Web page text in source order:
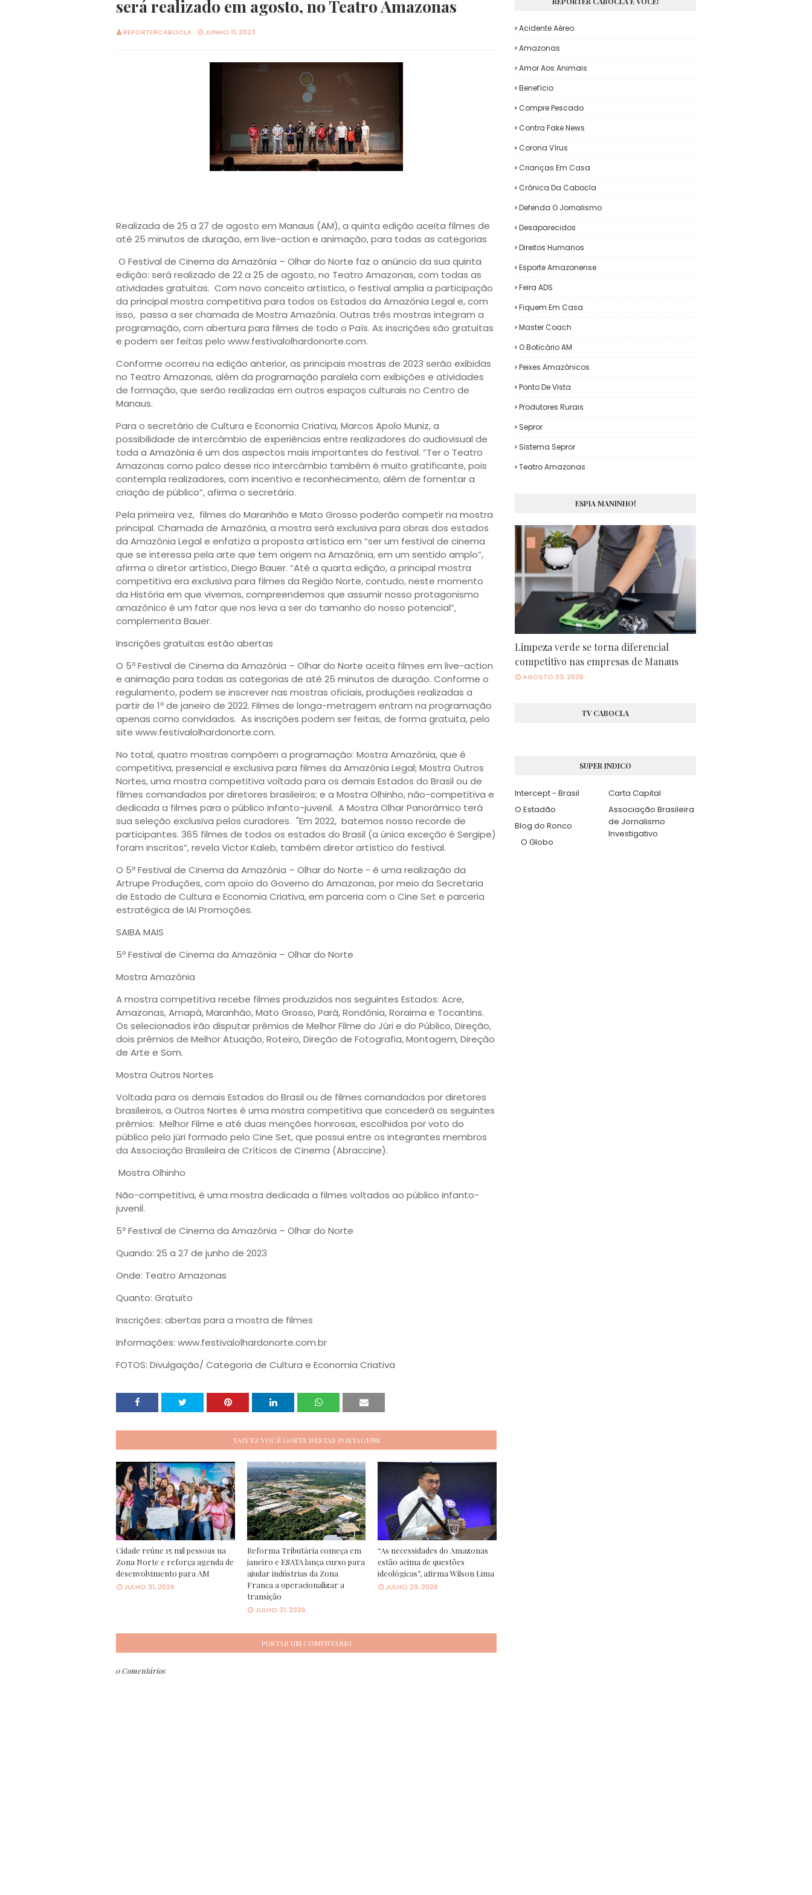
será realizado em agosto, no Teatro Amazonas
REPORTERCABOCLA JUNHO 11, 2023
Realizada de 25 a 27 de agosto em Manaus (AM), a quinta edição aceita filmes de
até 25 minutos de duração, em live-action e animação, para todas as categorias
O Festival de Cinema da Amazônia – Olhar do Norte faz o anúncio da sua quinta
edição: será realizado de 22 a 25 de agosto, no Teatro Amazonas, com todas as
atividades gratuitas. Com novo conceito artístico, o festival amplia a participação
da principal mostra competitiva para todos os Estados da Amazônia Legal e, com
isso, passa a ser chamada de Mostra Amazônia. Outras três mostras integram a
programação, com abertura para filmes de todo o País. As inscrições são gratuitas
e podem ser feitas pelo www.festivalolhardonorte.com.
Conforme ocorreu na edição anterior, as principais mostras de 2023 serão exibidas
no Teatro Amazonas, além da programação paralela com exibições e atividades
de formação, que serão realizadas em outros espaços culturais no Centro de
Manaus.
Para o secretário de Cultura e Economia Criativa, Marcos Apolo Muniz, a
possibilidade de intercâmbio de experiências entre realizadores do audiovisual de
toda a Amazônia é um dos aspectos mais importantes do festival. “Ter o Teatro
Amazonas como palco desse rico intercâmbio também é muito gratificante, pois
contempla realizadores, com incentivo e reconhecimento, além de fomentar a
criação de público”, afirma o secretário.
Pela primeira vez, filmes do Maranhão e Mato Grosso poderão competir na mostra
principal. Chamada de Amazônia, a mostra será exclusiva para obras dos estados
da Amazônia Legal e enfatiza a proposta artística em “ser um festival de cinema
que se interessa pela arte que tem origem na Amazônia, em um sentido amplo”,
afirma o diretor artístico, Diego Bauer. “Até a quarta edição, a principal mostra
competitiva era exclusiva para filmes da Região Norte, contudo, neste momento
da História em que vivemos, compreendemos que assumir nosso protagonismo
amazônico é um fator que nos leva a ser do tamanho do nosso potencial”,
complementa Bauer.
Inscrições gratuitas estão abertas
O 5º Festival de Cinema da Amazônia – Olhar do Norte aceita filmes em live-action
e animação para todas as categorias de até 25 minutos de duração. Conforme o
regulamento, podem se inscrever nas mostras oficiais, produções realizadas a
partir de 1º de janeiro de 2022. Filmes de longa-metragem entram na programação
apenas como convidados. As inscrições podem ser feitas, de forma gratuita, pelo
site www.festivalolhardonorte.com.
No total, quatro mostras compõem a programação: Mostra Amazônia, que é
competitiva, presencial e exclusiva para filmes da Amazônia Legal; Mostra Outros
Nortes, uma mostra competitiva voltada para os demais Estados do Brasil ou de
filmes comandados por diretores brasileiros; e a Mostra Olhinho, não-competitiva e
dedicada a filmes para o público infanto-juvenil. A Mostra Olhar Panorâmico terá
sua seleção exclusiva pelos curadores. "Em 2022, batemos nosso recorde de
participantes. 365 filmes de todos os estados do Brasil (a única exceção é Sergipe)
foram inscritos”, revela Victor Kaleb, também diretor artístico do festival.
O 5º Festival de Cinema da Amazônia – Olhar do Norte - é uma realização da
Artrupe Produções, com apoio do Governo do Amazonas, por meio da Secretaria
de Estado de Cultura e Economia Criativa, em parceria com o Cine Set e parceria
estratégica de IAI Promoções.
SAIBA MAIS
5º Festival de Cinema da Amazônia – Olhar do Norte
Mostra Amazônia
A mostra competitiva recebe filmes produzidos nos seguintes Estados: Acre,
Amazonas, Amapá, Maranhão, Mato Grosso, Pará, Rondônia, Roraima e Tocantins.
Os selecionados irão disputar prêmios de Melhor Filme do Júri e do Público, Direção,
dois prêmios de Melhor Atuação, Roteiro, Direção de Fotografia, Montagem, Direção
de Arte e Som.
Mostra Outros Nortes
Voltada para os demais Estados do Brasil ou de filmes comandados por diretores
brasileiros, a Outros Nortes é uma mostra competitiva que concederá os seguintes
prêmios: Melhor Filme e até duas menções honrosas, escolhidos por voto do
público pelo júri formado pelo Cine Set, que possui entre os integrantes membros
da Associação Brasileira de Críticos de Cinema (Abraccine).
Mostra Olhinho
Não-competitiva, é uma mostra dedicada a filmes voltados ao público infanto-
juvenil.
5º Festival de Cinema da Amazônia – Olhar do Norte
Quando: 25 a 27 de junho de 2023
Onde: Teatro Amazonas
Quanto: Gratuito
Inscrições: abertas para a mostra de filmes
Informações: www.festivalolhardonorte.com.br
FOTOS: Divulgação/ Categoria de Cultura e Economia Criativa
TALVEZ VOCÊ GOSTE DESTAS POSTAGENS
Cidade reúne 15 mil pessoas na
Zona Norte e reforça agenda de
desenvolvimento para AM
JULHO 31, 2026
Reforma Tributária começa em
janeiro e ESATA lança curso para
ajudar indústrias da Zona
Franca a operacionalizar a
transição
JULHO 31, 2026
“As necessidades do Amazonas
estão acima de questões
ideológicas”, afirma Wilson Lima
JULHO 29, 2026
POSTAR UM COMENTÁRIO
0 Comentários
Acidente Aéreo
Amazonas
Amor Aos Animais
Benefício
Compre Pescado
Contra Fake News
Corona Vírus
Crianças Em Casa
Crônica Da Cabocla
Defenda O Jornalismo
Desaparecidos
Direitos Humanos
Esporte Amazonense
Feira ADS
Fiquem Em Casa
Master Coach
O Boticário AM
Peixes Amazônicos
Ponto De Vista
Produtores Rurais
Sepror
Sistema Sepror
Teatro Amazonas
ESPIA MANINHO!
Limpeza verde se torna diferencial
competitivo nas empresas de Manaus
AGOSTO 03, 2026
TV CABOCLA
SUPER INDICO
Intercept - Brasil
Carta Capital
O Estadão
Associação Brasileira
de Jornalismo
Investigativo
Blog do Ronco
O Globo